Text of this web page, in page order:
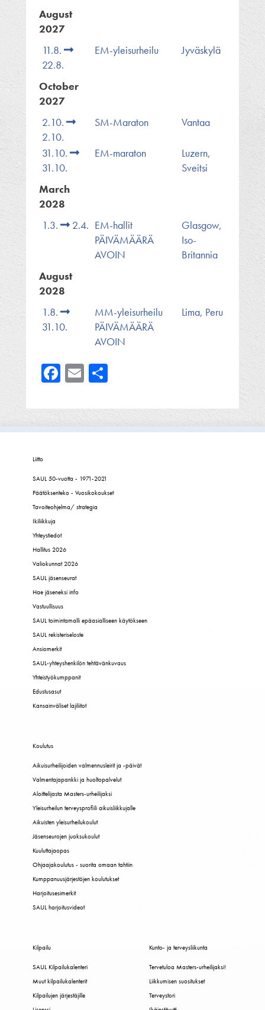
August
2027
11.8.
22.8.
EM-yleisurheilu Jyväskylä
October
2027
2.10.
2.10.
SM-Maraton Vantaa
31.10.
31.10.
EM-maraton
Luzern,
Sveitsi
March
2028
1.3.
2.4. EM-hallit
PÄIVÄMÄÄRÄ
AVOIN
Glasgow,
Iso-
Britannia
August
2028
1.8.
31.10.
MM-yleisurheilu
PÄIVÄMÄÄRÄ
AVOIN
Lima, Peru
Facebook
Email
Liitto
SAUL 50-vuotta - 1971-2021
Päätöksenteko - Vuosikokoukset
Tavoiteohjelma/ strategia
Ikiliikkuja
Yhteystiedot
Hallitus 2026
Valiokunnat 2026
SAUL jäsenseurat
Hae jäseneksi info
Vastuullisuus
SAUL toimintamalli epäasialliseen käytökseen
SAUL rekisteriseloste
Ansiomerkit
SAUL-yhteyshenkilön tehtävänkuvaus
Yhteistyökumppanit
Edustusasut
Kansainväliset lajiliitot
Koulutus
Aikuisurheilijoiden valmennusleirit ja -päivät
Valmentajapankki ja huoltopalvelut
Aloittelijasta Masters-urheilijaksi
Yleisurheilun terveysprofiili aikuisliikkujalle
Aikuisten yleisurheilukoulut
Jäsenseurojen juoksukoulut
Kuuluttajaopas
Ohjaajakoulutus - suorita omaan tahtiin
Kumppanuusjärjestöjen koulutukset
Harjoitusesimerkit
SAUL harjoitusvideot
Kilpailu
SAUL Kilpailukalenteri
Muut kilpailukalenterit
Kilpailujen järjestäjille
Kunto- ja terveysliikunta
Tervetuloa Masters-urheilijaksi!
Liikkumisen suositukset
Terveystori